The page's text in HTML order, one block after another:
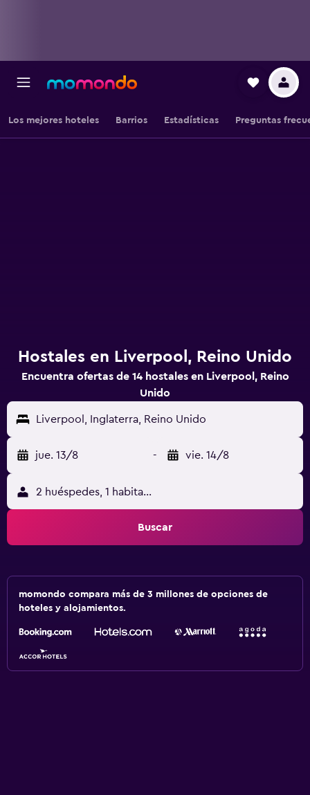
Los mejores hoteles Barrios Estadísticas Preguntas
Hostales en Liverpool, Reino Unido
Encuentra ofertas de 14 hostales en Liverpool, Reino
Unido
Liverpool, Inglaterra, Reino Unido
jue. 13/8 - vie. 14/8
2 huéspedes, 1 habitación
Buscar
momondo compara más de 3 millones de opciones de
hoteles y alojamientos.